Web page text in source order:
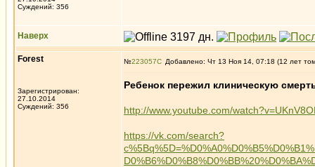
Суждений: 356
Наверх
Forest
Зарегистрирован:
27.10.2014
Суждений: 356
№223057 Добавлено: Чт 13 Ноя 14, 07:18 (12 лет
Ребенок пережил клиническую
http://www.youtube.com/
https://vk.com/search?